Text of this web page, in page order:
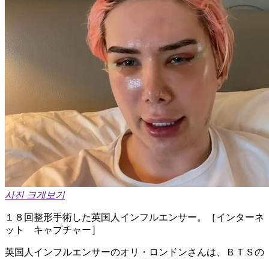
사진 크게보기
１８回整形手術した英国人インフルエンサー。［インターネ
ット キャプチャー］
英国人インフルエンサーのオリ・ロンドンさんは、ＢＴＳの